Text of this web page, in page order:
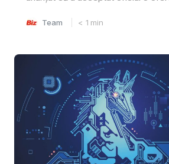
Team < 1 min